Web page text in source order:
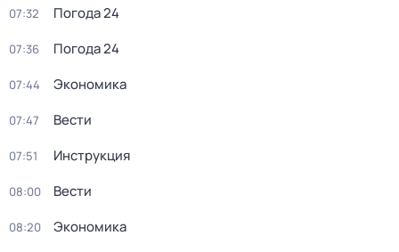
07:32 Погода 24
07:36 Погода 24
07:44 Экономика
07:47 Вести
07:51 Инструкция
08:00 Вести
08:20 Экономика